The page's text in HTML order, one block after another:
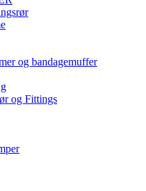
og bandagemuffer
og Fittings